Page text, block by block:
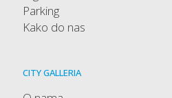
Parking
Kako do nas
CITY GALLERIA